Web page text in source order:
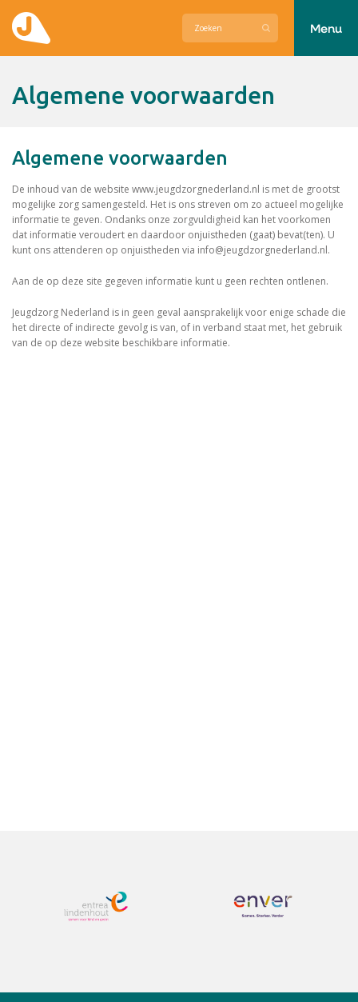
Hier zetten wij ons voor in
Over Jeugdzorg Nederland
Contact
Menu
Algemene voorwaarden
Algemene voorwaarden
De inhoud van de website www.jeugdzorgnederland.nl is met de grootst
mogelijke zorg samengesteld. Het is ons streven om zo actueel mogelijke
informatie te geven. Ondanks onze zorgvuldigheid kan het voorkomen
dat informatie veroudert en daardoor onjuistheden (gaat) bevat(ten). U
kunt ons attenderen op onjuistheden via info@jeugdzorgnederland.nl.
Aan de op deze site gegeven informatie kunt u geen rechten ontlenen.
Jeugdzorg Nederland is in geen geval aansprakelijk voor enige schade die
het directe of indirecte gevolg is van, of in verband staat met, het gebruik
van de op deze website beschikbare informatie.